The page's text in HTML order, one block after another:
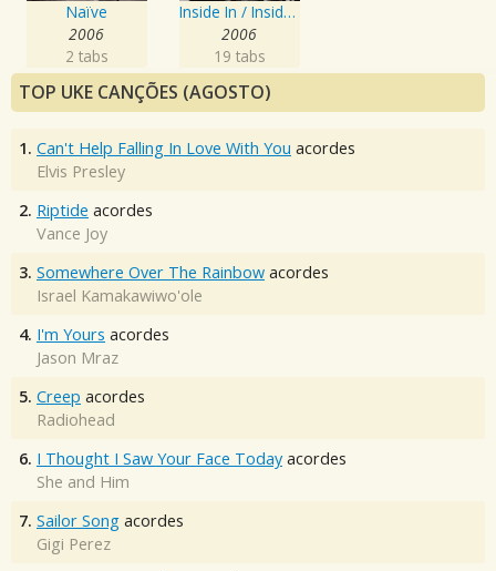
Naïve
2006
2 tabs
Inside In / Inside Out
2006
19 tabs
TOP UKE CANÇÕES (AGOSTO)
1. Can't Help Falling In Love With You acordes
Elvis Presley
2. Riptide acordes
Vance Joy
3. Somewhere Over The Rainbow acordes
Israel Kamakawiwo'ole
4. I'm Yours acordes
Jason Mraz
5. Creep acordes
Radiohead
6. I Thought I Saw Your Face Today acordes
She and Him
7. Sailor Song acordes
Gigi Perez